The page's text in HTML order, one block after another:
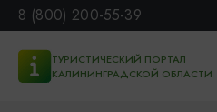
8 (800) 200-55-39
ТУРИСТИЧЕСКИЙ ПОРТАЛ
КАЛИНИНГРАДСКОЙ ОБЛАСТИ